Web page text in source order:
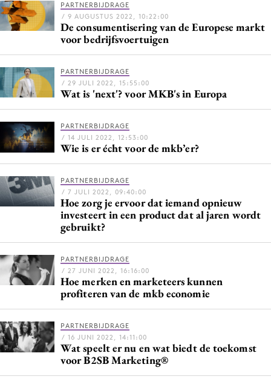
Customer Experience
Data & Insights
Digital transformation
Diversiteit
Gedragsverandering
Influencer marketing
Martech
Media
Purpose Marketing
Reputatie & crisis
PARTNERBIJDRAGE
/ 9 AUGUSTUS 2022, 10:22:00
De consumentisering van de Europese markt
voor bedrijfsvoertuigen
PARTNERBIJDRAGE
/ 29 JULI 2022, 15:55:00
Wat is 'next'? voor MKB's in Europa
PARTNERBIJDRAGE
/ 14 JULI 2022, 12:53:00
Wie is er écht voor de mkb’er?
PARTNERBIJDRAGE
/ 7 JULI 2022, 09:40:00
Hoe zorg je ervoor dat iemand opnieuw
investeert in een product dat al jaren wordt
gebruikt?
PARTNERBIJDRAGE
/ 27 JUNI 2022, 16:16:00
Hoe merken en marketeers kunnen
profiteren van de mkb economie
PARTNERBIJDRAGE
/ 16 JUNI 2022, 14:11:00
Wat speelt er nu en wat biedt de toekomst
voor B2SB Marketing®